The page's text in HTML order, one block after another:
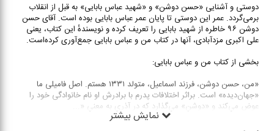
دوستی و آشنایی «حسن دوشن» و «شهید عباس بابایی» به قبل از انقلاب
برمی‌گردد. عمر این دوستی تا پایان عمر عباس بابایی بوده است. آقای حسن
دوشن ۹۶ خاطره از شهید بابایی را تعریف کرده و نویسندهٔ این کتاب، یعنی
علی اکبری مزدآبادی، آنها در کتاب من و عباس بابایی جمع‌آوری کرده‌است.
بخشی از کتاب من و عباس بابایی:
«من، حسن دوشن، فرزند اسماعیل، متولد ۱۳۳۱ هستم. اصل فامیلی ما
«جهان‌دیده» است. براثر اختلافات پدرم با برادرش او نام خانوادگی خود را
عوض می‌کند و «دوشن» می‌گذارد که در آذری به معنی «
نمایش بیشتر